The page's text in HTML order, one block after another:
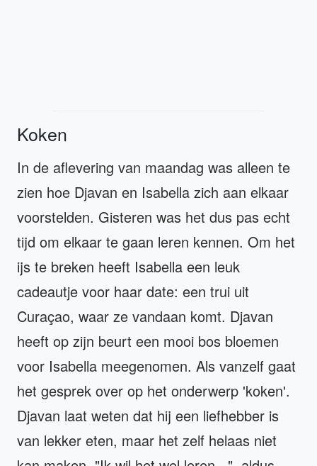
Koken
In de aflevering van maandag was alleen te
zien hoe Djavan en Isabella zich aan elkaar
voorstelden. Gisteren was het dus pas echt
tijd om elkaar te gaan leren kennen. Om het
ijs te breken heeft Isabella een leuk
cadeautje voor haar date: een trui uit
Curaçao, waar ze vandaan komt. Djavan
heeft op zijn beurt een mooi bos bloemen
voor Isabella meegenomen. Als vanzelf gaat
het gesprek over op het onderwerp 'koken'.
Djavan laat weten dat hij een liefhebber is
van lekker eten, maar het zelf helaas niet